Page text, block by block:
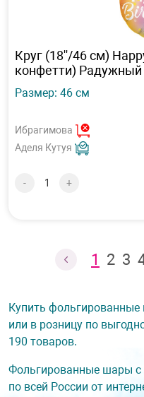
Круг (18''/46 см)
конфетти) Радужный
Размер: 46 см
Ибрагимова
Аделя Кутуя
- +
1 2 3
Купить
или в розницу по
190 товаров.
Фольгированные шары с
по всей России от